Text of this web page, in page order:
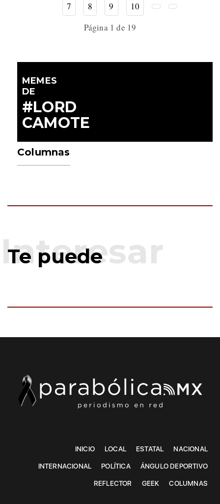
7
8 9
10
Página 1 de 19
MEMES
DE
#LORD
CAMOTE
Columnas
Te puede
INICIO LOCAL ESTATAL NACIONAL
INTERNACIONAL POLÍTICA ÁNGULO DEPORTIVO
REFLECTOR GEEK COLUMNAS